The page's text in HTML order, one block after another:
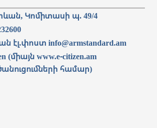
Կոմիտասի պ. 49/4
էլ.փոստ info@armstandard.am
(միայն www.e-citizen.am
համար)